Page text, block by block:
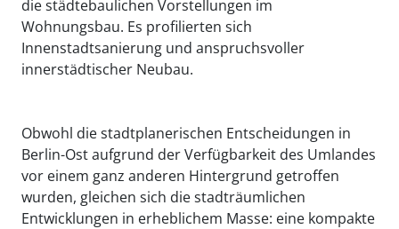
die städtebaulichen Vorstellungen im
Wohnungsbau. Es profilierten sich
Innenstadtsanierung und anspruchsvoller
innerstädtischer Neubau.
Obwohl die stadtplanerischen Entscheidungen in
Berlin-Ost aufgrund der Verfügbarkeit des Umlandes
vor einem ganz anderen Hintergrund getroffen
wurden, gleichen sich die stadträumlichen
Entwicklungen in erheblichem Masse: eine kompakte